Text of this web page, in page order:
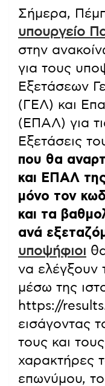
Σήμερα,
υπουργείο
στην
για τους
Εξετάσεων
(ΓΕΛ) και
(ΕΠΑΛ) για
Εξετάσεις
που θα
και ΕΠΑΛ
μόνο τον
και τα
ανά
υποψήφιοι
να ελέγξουν
μέσω της
https://
εισάγοντας
τους και
χαρακτήρες
επωνύμου,